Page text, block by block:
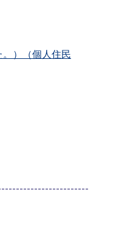
）（個人住民